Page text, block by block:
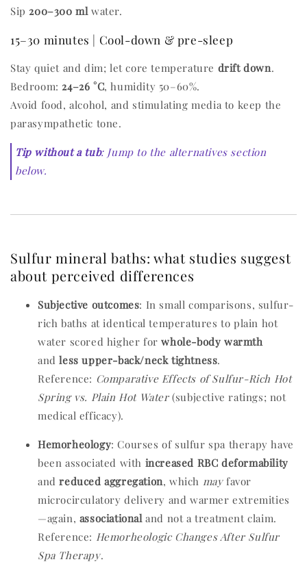
Sip200–300 ml water.
15–30 minutes | Cool-down & pre-sleep
Stay quiet and dim; let core temperature drift down.
Bedroom:24–26 °C, humidity 50–60%.
Avoid food, alcohol, and stimulating media to keep the
parasympathetic tone.
Tip without a tub: Jump to the alternatives section
below.
Sulfur mineral baths: what studies suggest
about perceived differences
Subjective outcomes: In small comparisons, sulfur-
rich baths at identical temperatures to plain hot
water scored higher forwhole-body warmth
andless upper-back/neck tightness.
Reference: Comparative Effects of Sulfur-Rich Hot
Spring vs. Plain Hot Water(subjective ratings; not
medical efficacy).
Hemorheology: Courses of sulfur spa therapy have
been associated with increased RBC deformability
andreduced aggregation, which mayfavor
microcirculatory delivery and warmer extremities
—again, associationaland not a treatment claim.
Reference: Hemorheologic Changes After Sulfur
Spa Therapy.